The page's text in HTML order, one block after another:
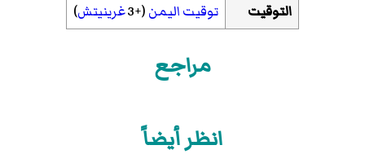
التوقيت
توقيت اليمن(+3 غرينيتش)
مراجع
انظر أيضاً